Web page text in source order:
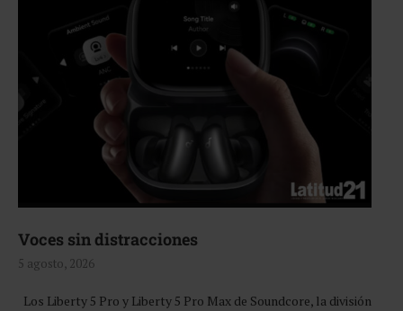
Voces sin distracciones
5 agosto, 2026
Los Liberty 5 Pro y Liberty 5 Pro Max de Soundcore, la división